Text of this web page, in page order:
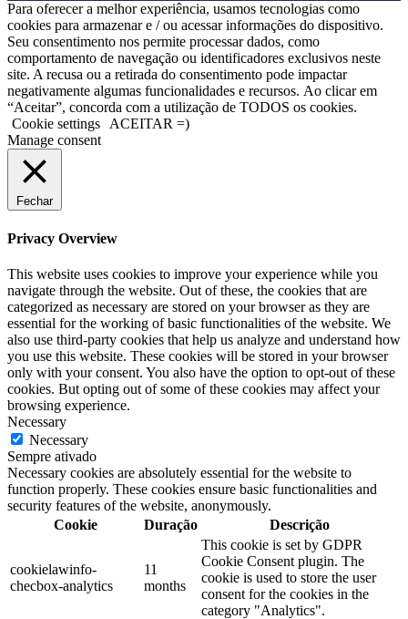
Para oferecer a melhor experiência, usamos tecnologias como
cookies para armazenar e / ou acessar informações do dispositivo.
Seu consentimento nos permite processar dados, como
comportamento de navegação ou identificadores exclusivos neste
site. A recusa ou a retirada do consentimento pode impactar
negativamente algumas funcionalidades e recursos. Ao clicar em
“Aceitar”, concorda com a utilização de TODOS os cookies.
Cookie settings
ACEITAR =)
Manage consent
Fechar
Privacy Overview
This website uses cookies to improve your experience while you
navigate through the website. Out of these, the cookies that are
categorized as necessary are stored on your browser as they are
essential for the working of basic functionalities of the website. We
also use third-party cookies that help us analyze and understand how
you use this website. These cookies will be stored in your browser
only with your consent. You also have the option to opt-out of these
cookies. But opting out of some of these cookies may affect your
browsing experience.
Necessary
Necessary
Sempre ativado
Necessary cookies are absolutely essential for the website to
function properly. These cookies ensure basic functionalities and
security features of the website, anonymously.
Cookie
Duração Descrição
cookielawinfo-
checbox-analytics
11
months
This cookie is set by GDPR
Cookie Consent plugin. The
cookie is used to store the user
consent for the cookies in the
category "Analytics".